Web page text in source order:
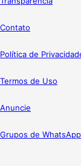
Contato
Política de
Termos de Uso
Anuncie
Grupos de WhatsApp